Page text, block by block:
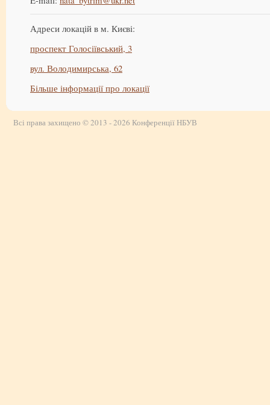
Адреси локацій в м. Києві:
проспект Голосіївський, 3
вул. Володимирська, 62
Більше інформації про локації
Всі права захищено © 2013 - 2026 Конференції НБУВ